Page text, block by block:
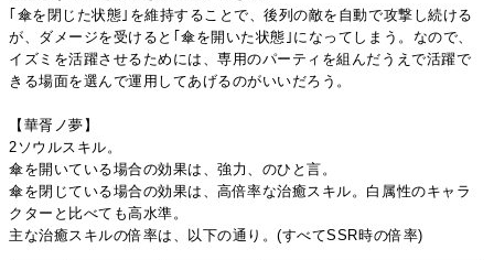
｢傘を閉じた状態｣を維持することで、後列の敵を自動で攻撃し続ける
が、ダメージを受けると｢傘を開いた状態｣になってしまう。なので、
イズミを活躍させるためには、専用のパーティを組んだうえで活躍で
きる場面を選んで運用してあげるのがいいだろう。
【華胥ノ夢】
2ソウルスキル。
傘を開いている場合の効果は、強力、のひと言。
傘を閉じている場合の効果は、高倍率な治癒スキル。白属性のキャラ
クターと比べても高水準。
主な治癒スキルの倍率は、以下の通り。(すべてSSR時の倍率)